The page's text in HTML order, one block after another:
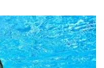
भाषण uncut